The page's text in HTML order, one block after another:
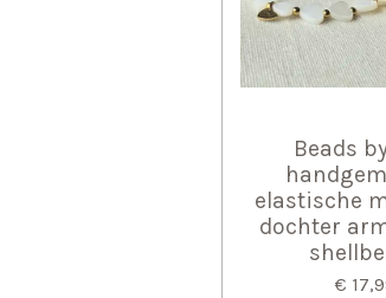
Beads
elastische
dochter
€